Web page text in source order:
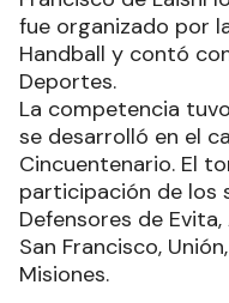
fue organizado por
Handball y contó
Deportes.
La competencia
se desarrolló en el
Cincuentenario. El
participación de los
Defensores de Evita,
San Francisco,
Misiones.